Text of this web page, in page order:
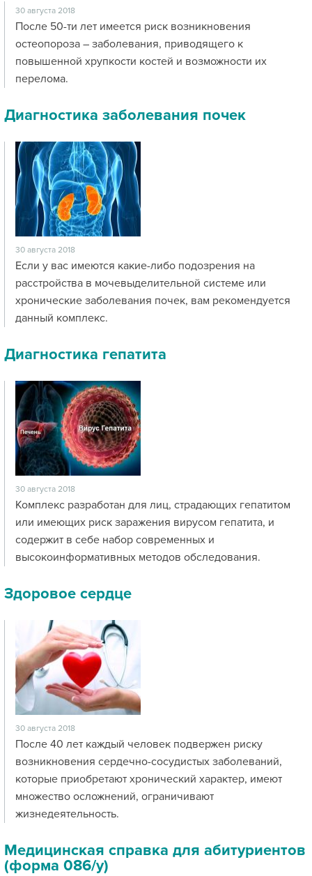
30 августа 2018
После 50-ти лет имеется риск возникновения
остеопороза – заболевания, приводящего к
повышенной хрупкости костей и возможности их
перелома.
Диагностика заболевания почек
30 августа 2018
Если у вас имеются какие-либо подозрения на
расстройства в мочевыделительной системе или
хронические заболевания почек, вам рекомендуется
данный комплекс.
Диагностика гепатита
30 августа 2018
Комплекс разработан для лиц, страдающих гепатитом
или имеющих риск заражения вирусом гепатита, и
содержит в себе набор современных и
высокоинформативных методов обследования.
Здоровое сердце
30 августа 2018
После 40 лет каждый человек подвержен риску
возникновения сердечно-сосудистых заболеваний,
которые приобретают хронический характер, имеют
множество осложнений, ограничивают
жизнедеятельность.
Медицинская справка для абитуриентов
(форма 086/у)